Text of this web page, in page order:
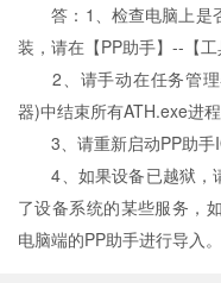
答：1、检查电脑上是
装，请在【PP助手】--【
2、请手动在任务管理
器)中结束所有ATH.exe进
3、请重新启动PP助手
4、如果设备已越狱，
了设备系统的某些服务，
电脑端的PP助手进行导入。